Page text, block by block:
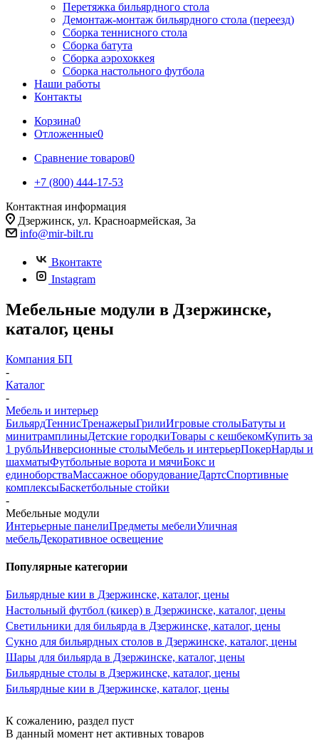
Перетяжка бильярдного стола
Демонтаж-монтаж бильярдного стола (переезд)
Сборка теннисного стола
Сборка батута
Сборка аэрохоккея
Сборка настольного футбола
Наши работы
Контакты
Корзина0
Отложенные0
Сравнение товаров0
+7 (800) 444-17-53
Контактная информация
Дзержинск, ул. Красноармейская, 3а
info@mir-bilt.ru
Вконтакте
Instagram
Мебельные модули в Дзержинске,
каталог, цены
Компания БП
-
Каталог
-
Мебель и интерьер
БильярдТеннисТренажерыГрилиИгровые столыБатуты и
минитрамплиныДетские городкиТовары с кешбекомКупить за
1 рубльИнверсионные столыМебель и интерьерПокерНарды и
шахматыФутбольные ворота и мячиБокс и
единоборстваМассажное оборудованиеДартсСпортивные
комплексыБаскетбольные стойки
-
Мебельные модули
Интерьерные панелиПредметы мебелиУличная
мебельДекоративное освещение
Популярные категории
Бильярдные кии в Дзержинске, каталог, цены
Настольный футбол (кикер) в Дзержинске, каталог, цены
Светильники для бильярда в Дзержинске, каталог, цены
Сукно для бильярдных столов в Дзержинске, каталог, цены
Шары для бильярда в Дзержинске, каталог, цены
Бильярдные столы в Дзержинске, каталог, цены
Бильярдные кии в Дзержинске, каталог, цены
К сожалению, раздел пуст
В данный момент нет активных товаров